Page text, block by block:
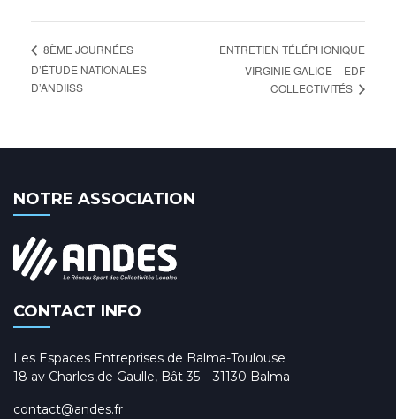
8ÈME JOURNÉES
D’ÉTUDE NATIONALES
D’ANDIISS
ENTRETIEN TÉLÉPHONIQUE
VIRGINIE GALICE – EDF
COLLECTIVITÉS
NOTRE ASSOCIATION
CONTACT INFO
Les Espaces Entreprises de Balma-Toulouse
18 av Charles de Gaulle, Bât 35 – 31130 Balma
contact@andes.fr